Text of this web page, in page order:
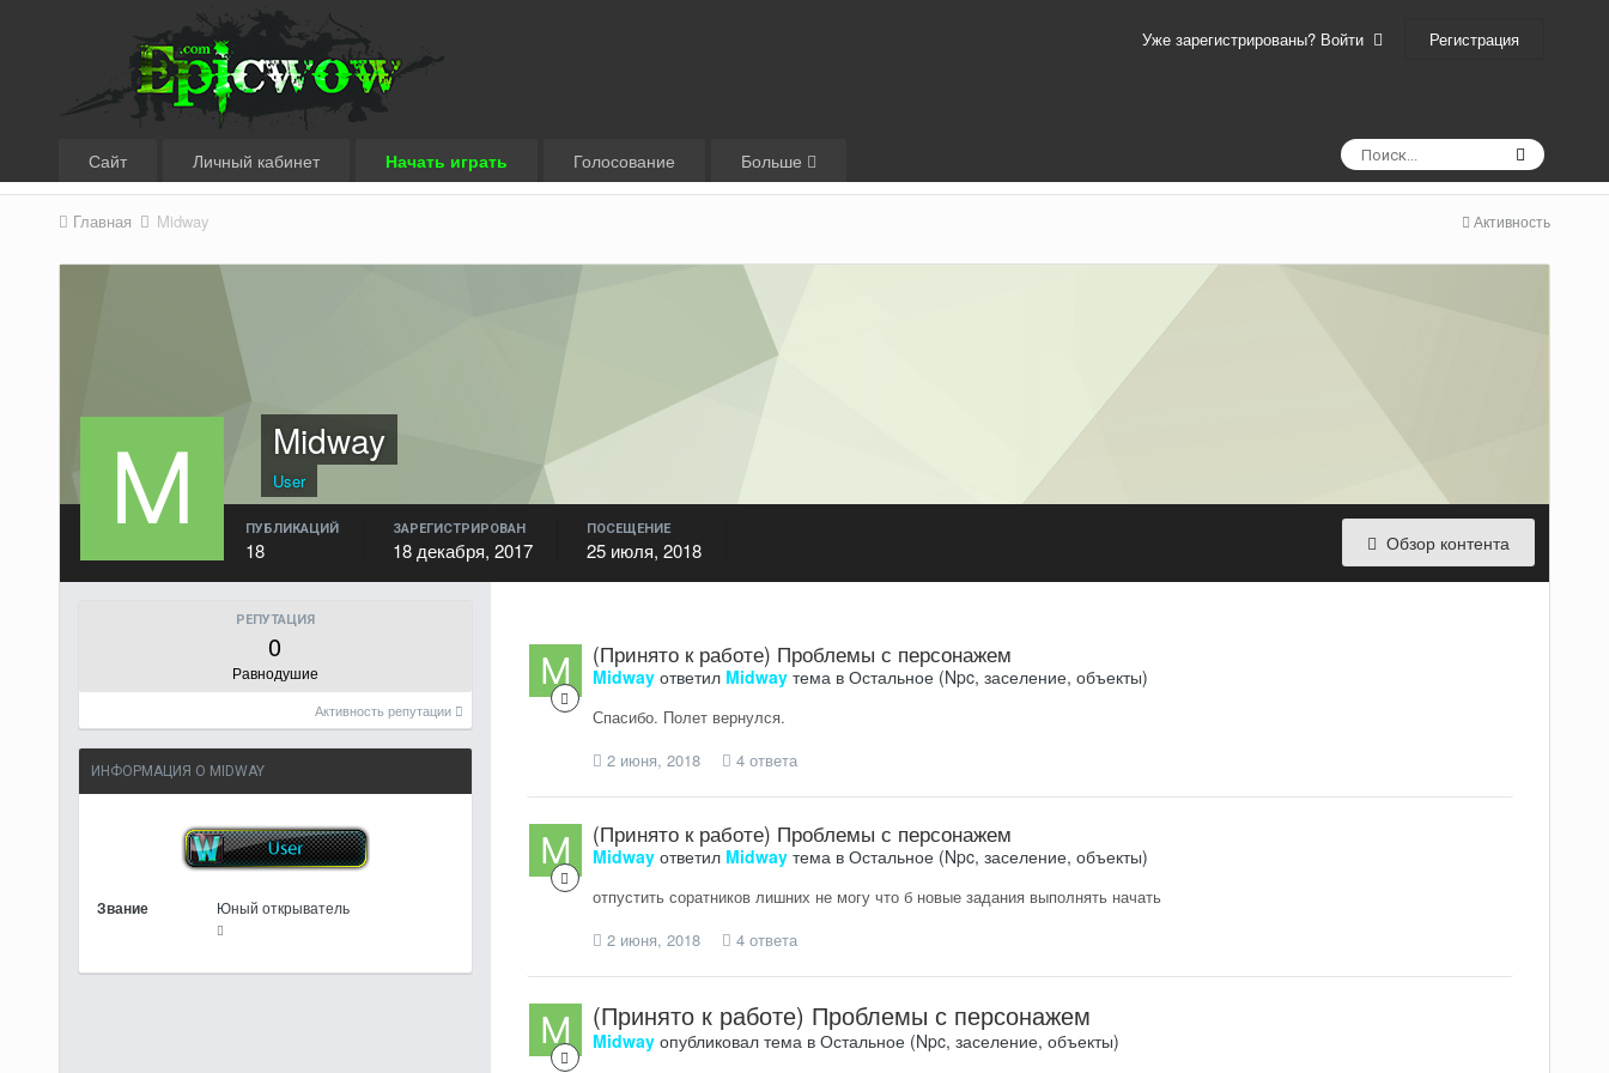
Уже зарегистрированы? Войти Регистрация
Сайт Личный кабинет Начать играть Голосование Больше
Активность
Главная Midway
Midway
User
Обзор контента
ПУБЛИКАЦИЙ
18
ЗАРЕГИСТРИРОВАН
18 декабря, 2017
ПОСЕЩЕНИЕ
25 июля, 2018
РЕПУТАЦИЯ
0
Равнодушие
Активность репутации
ИНФОРМАЦИЯ О MIDWAY
Звание Юный открыватель
(Принято к работе) Проблемы с персонажем
Midwayответил Midwayтема в Остальное (Npc, заселение, объекты)
Спасибо. Полет вернулся.
2 июня, 2018
4 ответа
(Принято к работе) Проблемы с персонажем
Midwayответил Midwayтема в Остальное (Npc, заселение, объекты)
отпустить соратников лишних не могу что б новые задания выполнять начать
2 июня, 2018
4 ответа
(Принято к работе) Проблемы с персонажем
Midwayопубликовал тема в Остальное (Npc, заселение, объекты)